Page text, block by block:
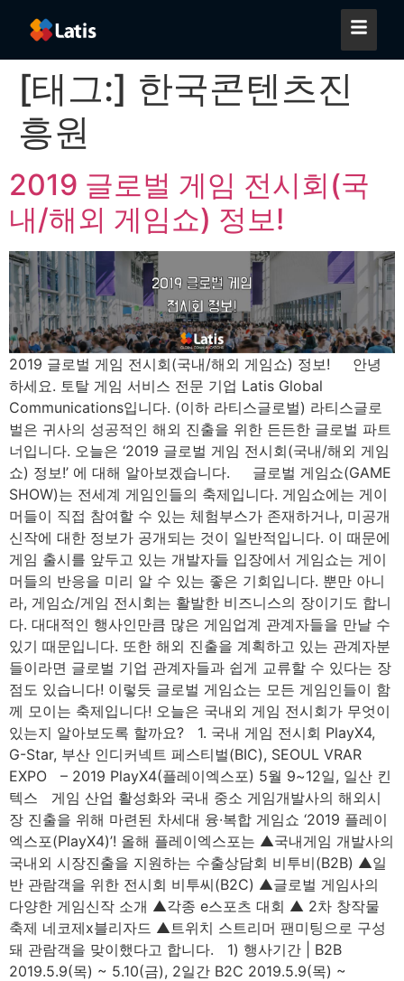
[태그:] 한국콘텐츠진
흥원
2019 글로벌 게임 전시회(국
내/해외 게임쇼) 정보!
2019 글로벌 게임 전시회(국내/해외 게임쇼) 정보! 안녕
하세요. 토탈 게임 서비스 전문 기업 Latis Global
Communications입니다. (이하 라티스글로벌) 라티스글로
벌은 귀사의 성공적인 해외 진출을 위한 든든한 글로벌 파트
너입니다. 오늘은 ‘2019 글로벌 게임 전시회(국내/해외 게임
쇼) 정보!’ 에 대해 알아보겠습니다. 글로벌 게임쇼(GAME
SHOW)는 전세계 게임인들의 축제입니다. 게임쇼에는 게이
머들이 직접 참여할 수 있는 체험부스가 존재하거나, 미공개
신작에 대한 정보가 공개되는 것이 일반적입니다. 이 때문에
게임 출시를 앞두고 있는 개발자들 입장에서 게임쇼는 게이
머들의 반응을 미리 알 수 있는 좋은 기회입니다. 뿐만 아니
라, 게임쇼/게임 전시회는 활발한 비즈니스의 장이기도 합니
다. 대대적인 행사인만큼 많은 게임업계 관계자들을 만날 수
있기 때문입니다. 또한 해외 진출을 계획하고 있는 관계자분
들이라면 글로벌 기업 관계자들과 쉽게 교류할 수 있다는 장
점도 있습니다! 이렇듯 글로벌 게임쇼는 모든 게임인들이 함
께 모이는 축제입니다! 오늘은 국내외 게임 전시회가 무엇이
있는지 알아보도록 할까요? 1. 국내 게임 전시회 PlayX4,
G-Star, 부산 인디커넥트 페스티벌(BIC), SEOUL VRAR
EXPO – 2019 PlayX4(플레이엑스포) 5월 9~12일, 일산 킨
텍스 게임 산업 활성화와 국내 중소 게임개발사의 해외시
장 진출을 위해 마련된 차세대 융·복합 게임쇼 ‘2019 플레이
엑스포(PlayX4)’! 올해 플레이엑스포는 ▲국내게임 개발사의
국내외 시장진출을 지원하는 수출상담회 비투비(B2B) ▲일
반 관람객을 위한 전시회 비투씨(B2C) ▲글로벌 게임사의
다양한 게임신작 소개 ▲각종 e스포츠 대회 ▲ 2차 창작물
축제 네코제x블리자드 ▲트위치 스트리머 팬미팅으로 구성
돼 관람객을 맞이했다고 합니다. 1) 행사기간 | B2B
2019.5.9(목) ~ 5.10(금), 2일간 B2C 2019.5.9(목) ~